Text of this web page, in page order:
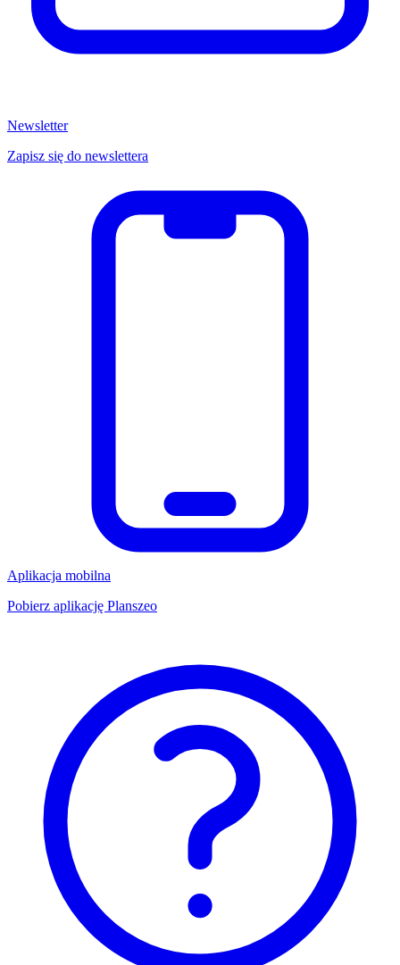
Newsletter
Zapisz się do newslettera
Aplikacja mobilna
Pobierz aplikację Planszeo